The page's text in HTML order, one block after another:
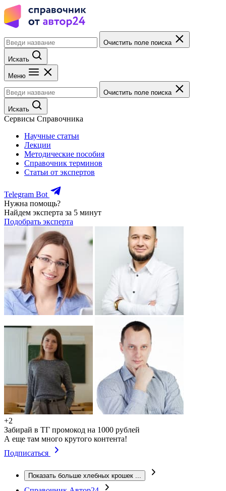
Очистить поле поиска
Искать
Меню
Очистить поле поиска
Искать
Сервисы Справочника
Научные статьи
Лекции
Методические пособия
Справочник терминов
Статьи от экспертов
Telegram Bot
Нужна помощь?
Найдем эксперта за 5 минут
Подобрать эксперта
+2
Забирай в ТГ промокод на 1000 рублей
А еще там много крутого контента!
Подписаться
Показать больше хлебных крошек ...